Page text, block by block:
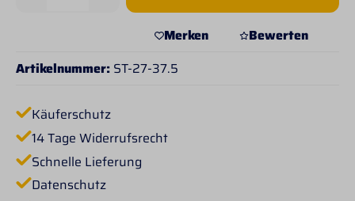
Merken
Bewerten
Artikelnummer: ST-27-37.5
Käuferschutz
14 Tage Widerrufsrecht
Schnelle Lieferung
Datenschutz